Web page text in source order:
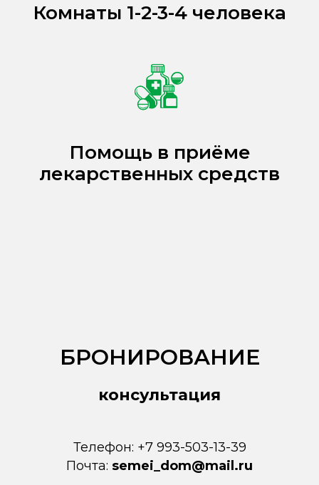
Комнаты 1-2-3-4 человека
Помощь в приёме
лекарственных средств
БРОНИРОВАНИЕ
консультация
Телефон: +7 993-503-13-39
Почта: semei_dom@mail.ru